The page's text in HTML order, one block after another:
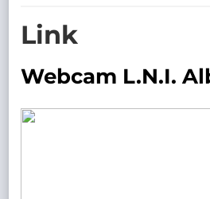
Link
Webcam L.N.I.